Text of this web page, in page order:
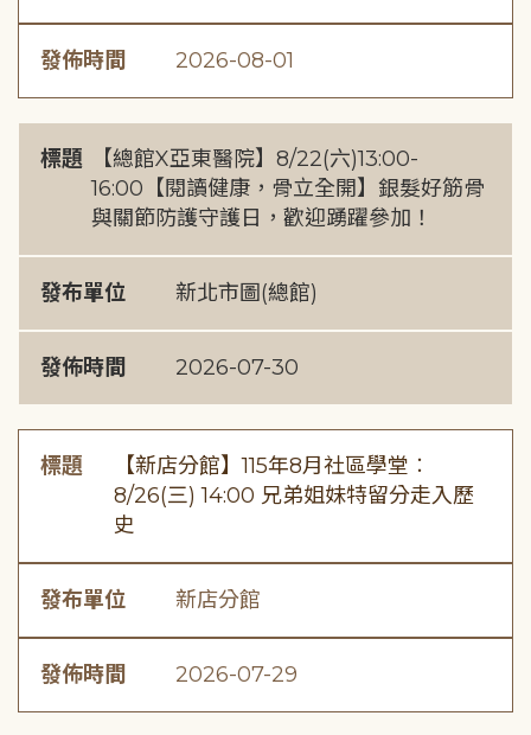
發佈時間 2026-08-01
標題
【總館X亞東醫院】8/22(六)13:00-
16:00【閱讀健康，骨立全開】銀髮好筋骨
與關節防護守護日，歡迎踴躍參加！
發布單位 新北市圖(總館)
發佈時間 2026-07-30
標題
【新店分館】115年8月社區學堂︰
8/26(三) 14:00 兄弟姐妹特留分走入歷
史
發布單位 新店分館
發佈時間 2026-07-29